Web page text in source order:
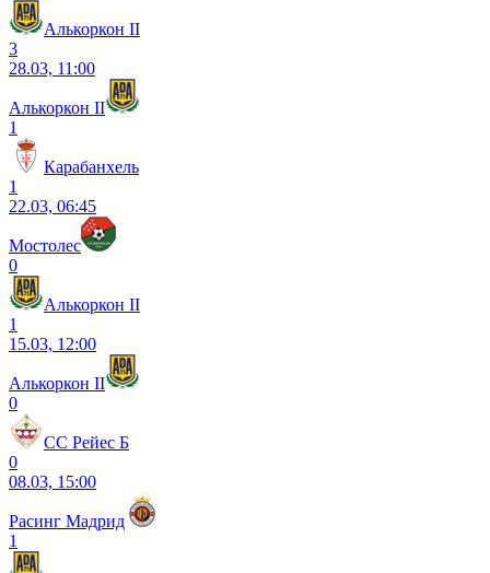
Алькоркон II
3
28.03, 11:00
Алькоркон II
1
Карабанхель
1
22.03, 06:45
Мостолес
0
Алькоркон II
1
15.03, 12:00
Алькоркон II
0
СС Рейес Б
0
08.03, 15:00
Расинг Мадрид
1